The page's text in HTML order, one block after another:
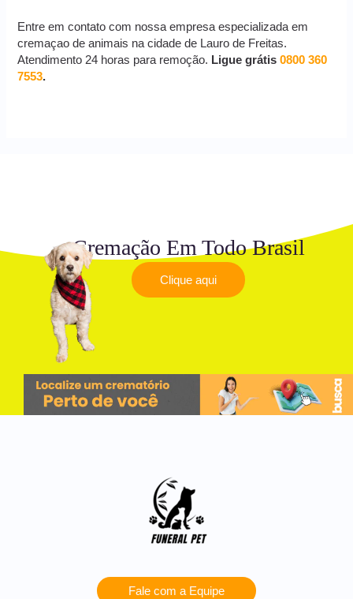
Entre em contato com nossa empresa especializada em
cremaçao de animais na cidade de Lauro de Freitas.
Atendimento 24 horas para remoção. Ligue grátis0800 360
7553.
Cremação Em Todo Brasil
Clique aqui
Fale com a Equipe